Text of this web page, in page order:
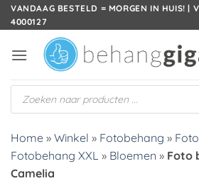
Ga
naar
VANDAAG BESTELD = MORGEN IN HUIS! |
4000127
Producten
zoeken
Home » Winkel » Fotobehang »
Fotobehang XXL » Bloemen » Foto
Camelia